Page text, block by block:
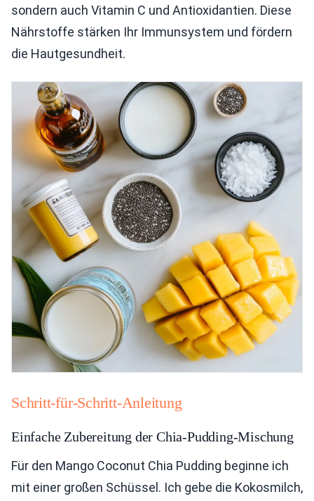
sondern auch Vitamin C und Antioxidantien. Diese
Nährstoffe stärken Ihr Immunsystem und fördern
die Hautgesundheit.
Schritt-für-Schritt-Anleitung
Einfache Zubereitung der Chia-Pudding-Mischung
Für den Mango Coconut Chia Pudding beginne ich
mit einer großen Schüssel. Ich gebe die Kokosmilch,